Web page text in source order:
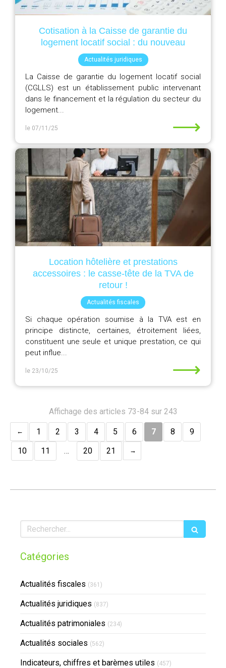
Cotisation à la Caisse de garantie du
logement locatif social : du nouveau
Actualités juridiques
La Caisse de garantie du logement locatif social
(CGLLS) est un établissement public intervenant
dans le financement et la régulation du secteur du
logement...
le 07/11/25 ⟶
Location hôtelière et prestations
accessoires : le casse-tête de la TVA de
retour !
Actualités fiscales
Si chaque opération soumise à la TVA est en
principe distincte, certaines, étroitement liées,
constituent une seule et unique prestation, ce qui
peut influe...
le 23/10/25 ⟶
Affichage des articles 73-84 sur 243
1 2 3 4 5 6 7 8
9
10
11 … 20 21
Rechercher
Catégories
Actualités fiscales (361)
Actualités juridiques (837)
Actualités patrimoniales (234)
Actualités sociales (562)
Indicateurs, chiffres et barèmes utiles (457)